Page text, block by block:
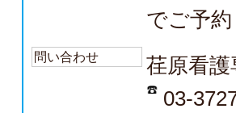
でご予
問い合わせ
荏原看
03-